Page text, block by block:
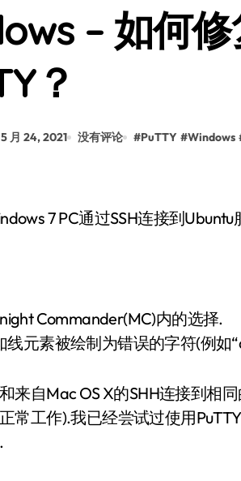
容器部署与编排优化：赋能高效运维
– 如何
？
5 月 24, 2021 没有评论 #PuTTY #Windows
7 PC通过SSH连接到
Commander(MC)内的选择.
线元素被绘制为错误的字符(例如
来自Mac OS X的SHH连接到相
常工作).我已经尝试过使用